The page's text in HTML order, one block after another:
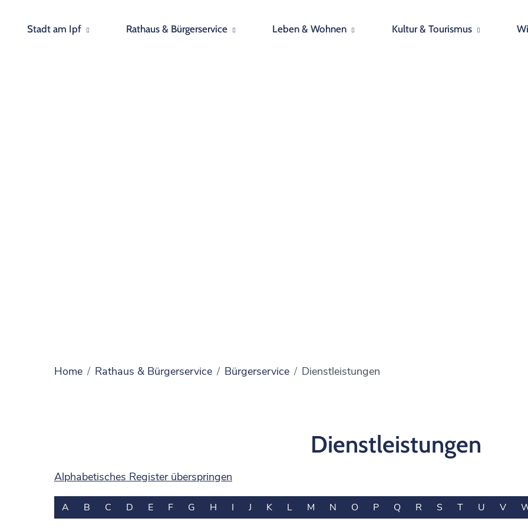
Stadt am Ipf Rathaus & Bürgerservice Leben & Wohnen Kultur & Tourismus
Home Rathaus & Bürgerservice Bürgerservice Dienstleistungen
Dienstleistungen
Alphabetisches Register überspringen
A B C D E F G H I J K L M N O P Q R S T U V